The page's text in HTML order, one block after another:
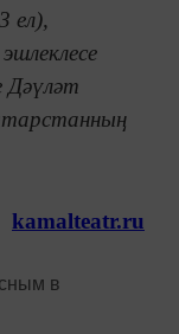
ел),
Дәүләт
kamalteatr.ru
в